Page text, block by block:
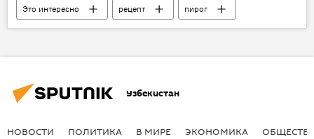
Это интересно рецепт пирог
Узбекистан
НОВОСТИ ПОЛИТИКА В МИРЕ ЭКОНОМИКА